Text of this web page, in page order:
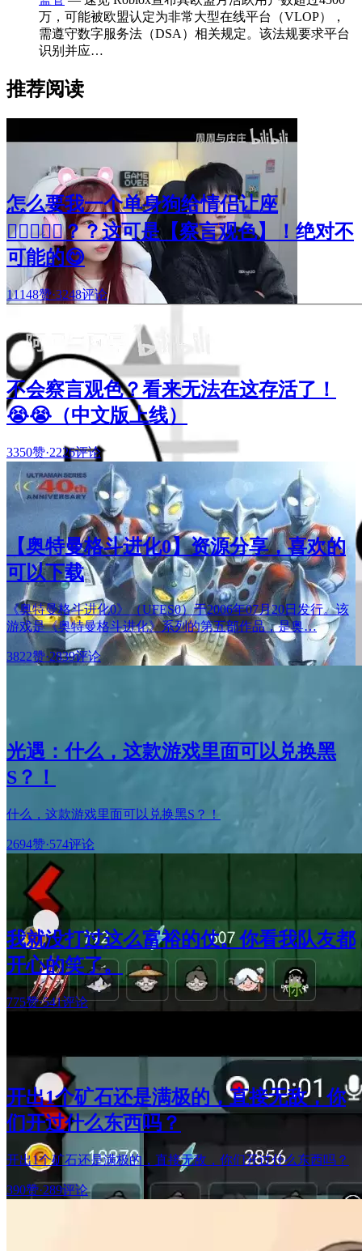
万，可能被欧盟认定为非常大型在线平台（VLOP），
需遵守数字服务法（DSA）相关规定。该法规要求平台
识别并应…
推荐阅读
怎么要我一个单身狗给情侣让座
🧑🏻‍❤️‍👩🏻？？这可是【察言观色】！绝对不
可能的😋
11148赞·3248评论
不会察言观色？看来无法在这存活了！
😭😭（中文版上线）
3350赞·2226评论
【奥特曼格斗进化0】资源分享，喜欢的
可以下载
《奥特曼格斗进化0》（UFES0）于2006年07月20日发行。该
游戏是《奥特曼格斗进化》系列的第五部作品，是奥…
3822赞·2839评论
光遇：什么，这款游戏里面可以兑换黑
S？！
什么，这款游戏里面可以兑换黑S？！
2694赞·574评论
我就没打过这么富裕的仗。你看我队友都
开心的笑了。
775赞·541评论
开出1个矿石还是满极的，直接无敌，你
们开过什么东西吗？
开出1个矿石还是满极的，直接无敌，你们开过什么东西吗？
390赞·289评论